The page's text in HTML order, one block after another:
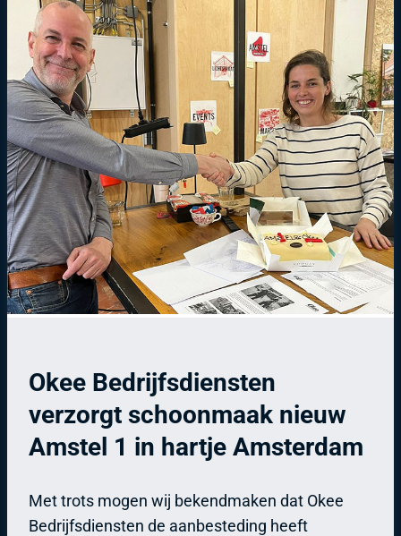
Okee Bedrijfsdiensten
verzorgt schoonmaak nieuw
Amstel 1 in hartje Amsterdam
Met trots mogen wij bekendmaken dat Okee
Bedrijfsdiensten de aanbesteding heeft